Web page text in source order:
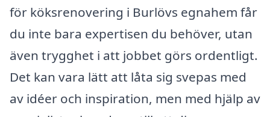
för köksrenovering i Burlövs egnahem får
du inte bara expertisen du behöver, utan
även trygghet i att jobbet görs ordentligt.
Det kan vara lätt att låta sig svepas med
av idéer och inspiration, men med hjälp av